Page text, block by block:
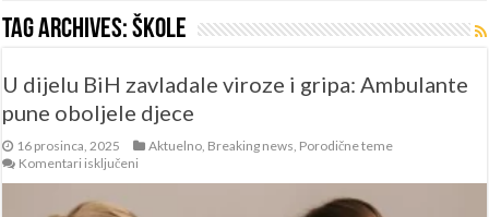
Tag Archives:škole
U dijelu BiH zavladale viroze i gripa: Ambulante
pune oboljele djece
16 prosinca, 2025 Aktuelno Breaking news Porodične teme
Komentari isključeni